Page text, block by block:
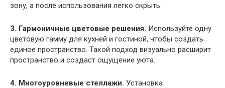
зону, а после использования легко скрыть.
3. Гармоничные цветовые решения. Используйте одну
цветовую гамму для кухней и гостиной, чтобы создать
единое пространство. Такой подход визуально расширит
пространство и создаст ощущение уюта.
4. Многоуровневые стеллажи. Установка